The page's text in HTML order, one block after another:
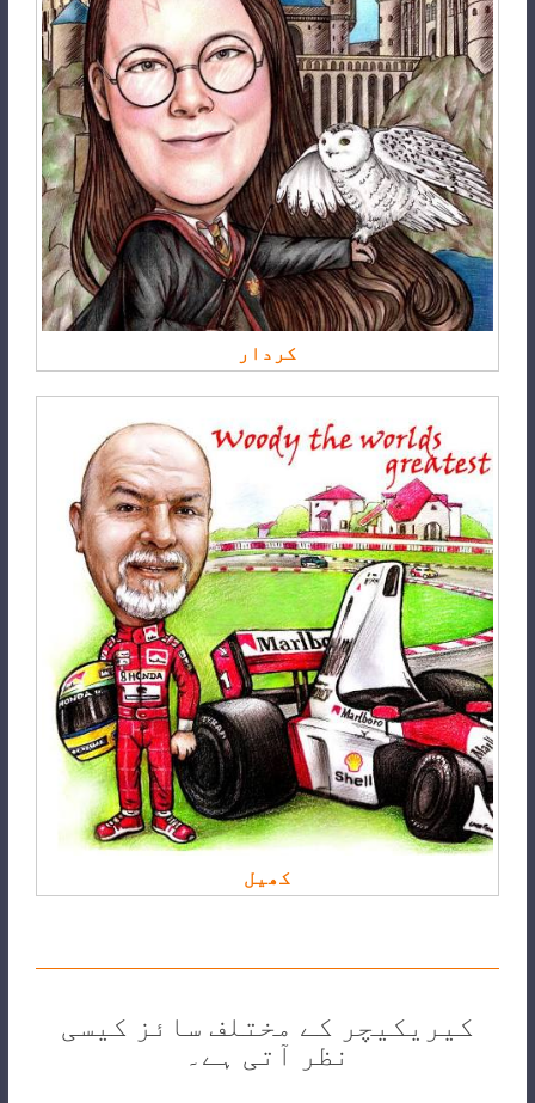
کردار
کھیل
کیریکیچر کے مختلف سائز کیسی
نظر آتی ہے۔